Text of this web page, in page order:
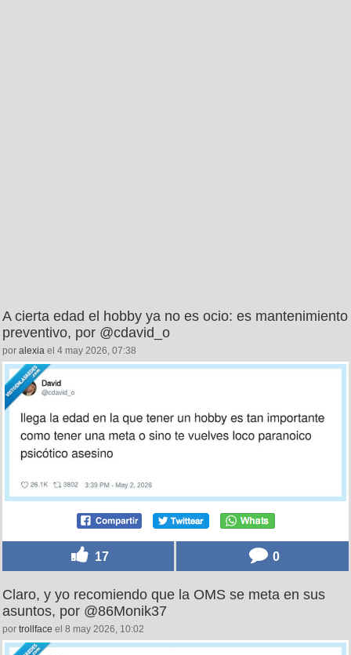
A cierta edad el hobby ya no es ocio: es mantenimiento
preventivo, por @cdavid_o
por alexia el 4 may 2026, 07:38
17 0
Claro, y yo recomiendo que la OMS se meta en sus
asuntos, por @86Monik37
por trollface el 8 may 2026, 10:02